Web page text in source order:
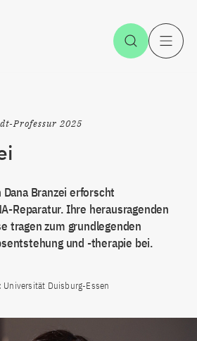
Suche
Professur 2025
Branzei erforscht
Reparatur. Ihre herausragenden
tragen zum grundlegenden
und -therapie bei.
Universität Duisburg-Essen